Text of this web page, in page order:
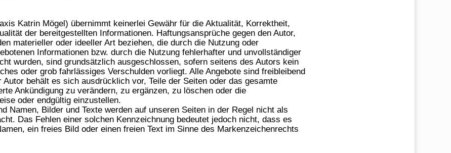
Katrin Mögel) übernimmt keinerlei Gewähr für die Aktualität, Korrektheit,
der bereitgestellten Informationen. Haftungsansprüche gegen den Autor,
materieller oder ideeller Art beziehen, die durch die Nutzung oder
Informationen bzw. durch die Nutzung fehlerhafter und unvollständiger
wurden, sind grundsätzlich ausgeschlossen, sofern seitens des Autors kein
oder grob fahrlässiges Verschulden vorliegt. Alle Angebote sind freibleibend
Autor behält es sich ausdrücklich vor, Teile der Seiten oder das gesamte
Ankündigung zu verändern, zu ergänzen, zu löschen oder die
oder endgültig einzustellen.
Namen, Bilder und Texte werden auf unseren Seiten in der Regel nicht als
Das Fehlen einer solchen Kennzeichnung bedeutet jedoch nicht, dass es
ein freies Bild oder einen freien Text im Sinne des Markenzeichenrechts